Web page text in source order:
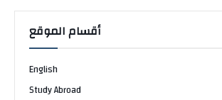
أقسام الموقع
English
Study Abroad